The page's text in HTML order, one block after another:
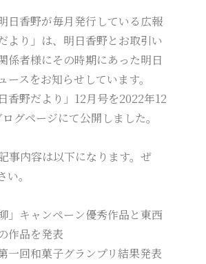
日香野が毎月発行している広報
より」は、明日香野とお取引い
係者様にその時期にあった明日
ースをお知らせしています。
香野だより」12月号を2022年12
グページにて公開しました。
事内容は以下になります。ぜ
。
」キャンペーン優秀作品と東西
作品を発表
一回和菓子グランプリ結果発表